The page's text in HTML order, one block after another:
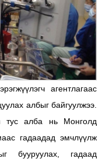
агентлагаас
албыг байгуулжээ.
тус алба нь Монголд
гадаадад эмчлүүлж
бууруулах, гадаад